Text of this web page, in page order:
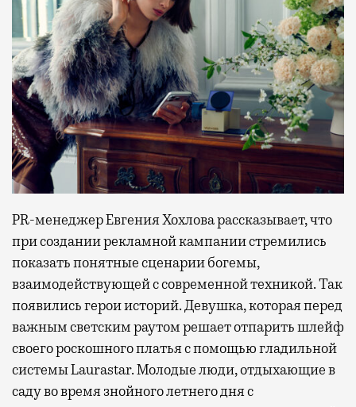
PR-менеджер Евгения Хохлова рассказывает, что
при создании рекламной кампании стремились
показать понятные сценарии богемы,
взаимодействующей с современной техникой. Так
появились герои историй. Девушка, которая перед
важным светским раутом решает отпарить шлейф
своего роскошного платья с помощью гладильной
системы Laurastar. Молодые люди, отдыхающие в
саду во время знойного летнего дня с